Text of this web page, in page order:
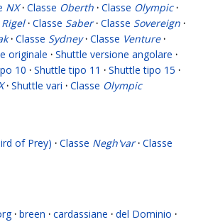
NX · Classe Oberth · Classe Olympic ·
Rigel · Classe Saber · Classe Sovereign ·
· Classe Sydney · Classe Venture ·
originale · Shuttle versione angolare ·
10 · Shuttle tipo 11 · Shuttle tipo 15 ·
· Shuttle vari · Classe Olympic
of Prey) · Classe Negh'var · Classe
· breen · cardassiane · del Dominio ·